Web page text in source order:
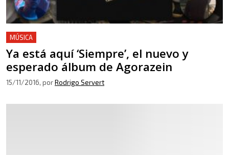
MÚSICA
Ya está aquí ‘Siempre’, el nuevo y
esperado álbum de Agorazein
15/11/2016, porRodrigo Servert